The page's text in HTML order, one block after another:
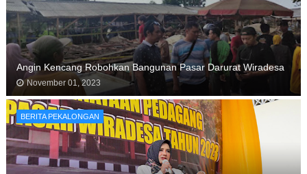
Angin Kencang Robohkan Bangunan Pasar Darurat Wiradesa
November 01, 2023
BERITA PEKALONGAN